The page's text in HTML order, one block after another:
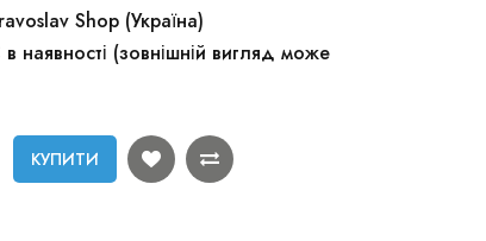
Shop (Україна)
наявності (зовнішній вигляд може
КУПИТИ